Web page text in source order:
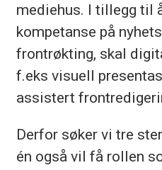
mediehus. I tillegg til
kompetanse på
frontrøkting, skal
f.eks visuell
assistert
Derfor søker vi tre
én også vil få rollen